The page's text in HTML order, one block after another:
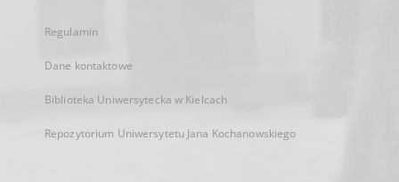
Regulamin
Dane kontaktowe
Biblioteka Uniwersytecka w Kielcach
Repozytorium Uniwersytetu Jana Kochanowskiego